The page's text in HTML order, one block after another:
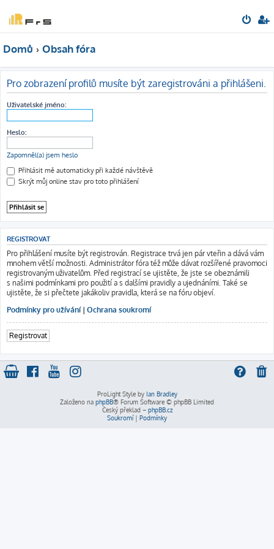
Domů Obsah fóra
Pro zobrazení profilů musíte být zaregistrováni a přihlášeni.
Uživatelské jméno:
Heslo:
Zapomněl(a) jsem heslo
Přihlásit mě automaticky při každé návštěvě
Skrýt můj online stav pro toto přihlášení
REGISTROVAT
Pro přihlášení musíte být registrován. Registrace trvá jen pár vteřin a dává vám
mnohem větší možnosti. Administrátor fóra též může dávat rozšířené pravomoci
registrovaným uživatelům. Před registrací se ujistěte, že jste se obeznámili
s našimi podmínkami pro použití a s dalšími pravidly a ujednáními. Také se
ujistěte, že si přečtete jakákoliv pravidla, která se na fóru objeví.
Podmínky pro užívání| Ochrana soukromí
Registrovat
ProLight Style by Ian Bradley
Založeno na phpBB® Forum Software © phpBB Limited
Český překlad – phpBB.cz
Soukromí| Podmínky